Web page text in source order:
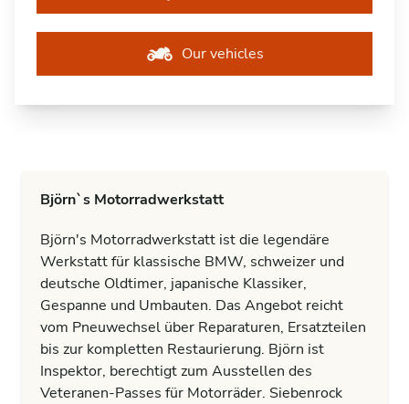
Our vehicles
Björn`s Motorradwerkstatt
Björn's Motorradwerkstatt ist die legendäre
Werkstatt für klassische BMW, schweizer und
deutsche Oldtimer, japanische Klassiker,
Gespanne und Umbauten. Das Angebot reicht
vom Pneuwechsel über Reparaturen, Ersatzteilen
bis zur kompletten Restaurierung. Björn ist
Inspektor, berechtigt zum Ausstellen des
Veteranen-Passes für Motorräder. Siebenrock